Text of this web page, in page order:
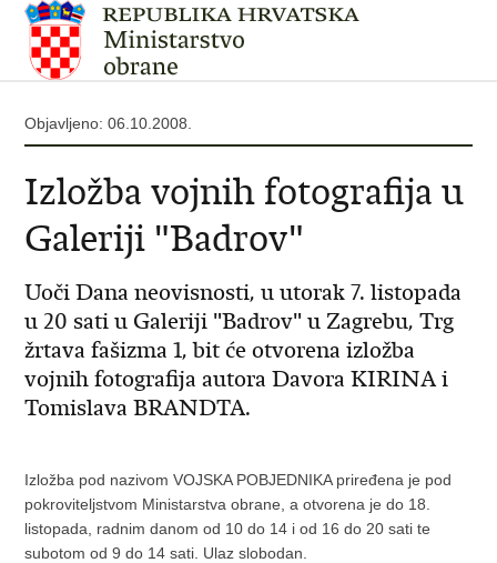
Objavljeno: 06.10.2008.
Izložba vojnih fotografija u
Galeriji "Badrov"
Uoči Dana neovisnosti, u utorak 7. listopada
u 20 sati u Galeriji "Badrov" u Zagrebu, Trg
žrtava fašizma 1, bit će otvorena izložba
vojnih fotografija autora Davora KIRINA i
Tomislava BRANDTA.
Izložba pod nazivom VOJSKA POBJEDNIKA priređena je pod
pokroviteljstvom Ministarstva obrane, a otvorena je do 18.
listopada, radnim danom od 10 do 14 i od 16 do 20 sati te
subotom od 9 do 14 sati. Ulaz slobodan.